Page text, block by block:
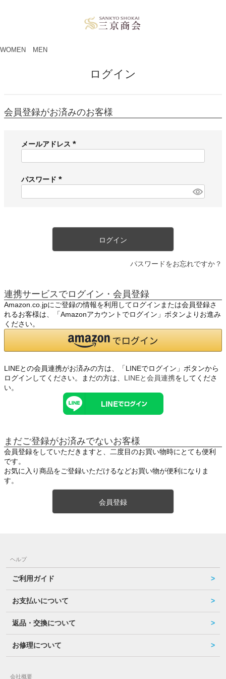
WOMEN MEN
ログイン
会員登録がお済みのお客様
メールアドレス
必
)
パスワード
必
ログイン
パスワードをお忘れですか？
連携サービスでログイン・会員登録
Amazon.co.jpにご登録の情報を利用してログインまたは会員登録さ
れるお客様は、「Amazonアカウントでログイン」ボタンよりお進み
ください。
LINEとの会員連携がお済みの方は、「LINEでログイン」ボタンから
ログインしてください。まだの方は、 LINEと会員連携をしてくださ
い。
まだご登録がお済みでないお客様
会員登録をしていただきますと、二度目のお買い物時にとても便利
です。
お気に入り商品をご登録いただけるなどお買い物が便利になりま
す。
会員登録
ヘルプ
ご利用ガイド
お支払いについて
返品・交換について
お修理について
会社概要